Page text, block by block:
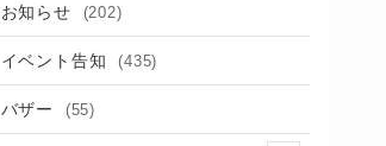
お知らせ (202)
イベント告知 (435)
バザー (55)